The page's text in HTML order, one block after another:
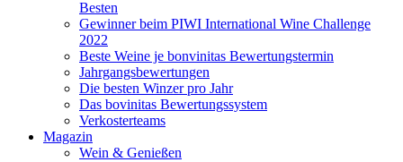
Besten
Gewinner beim PIWI International Wine Challenge
2022
Beste Weine je bonvinitas Bewertungstermin
Jahrgangsbewertungen
Die besten Winzer pro Jahr
Das bovinitas Bewertungssystem
Verkosterteams
Magazin
Wein & Genießen